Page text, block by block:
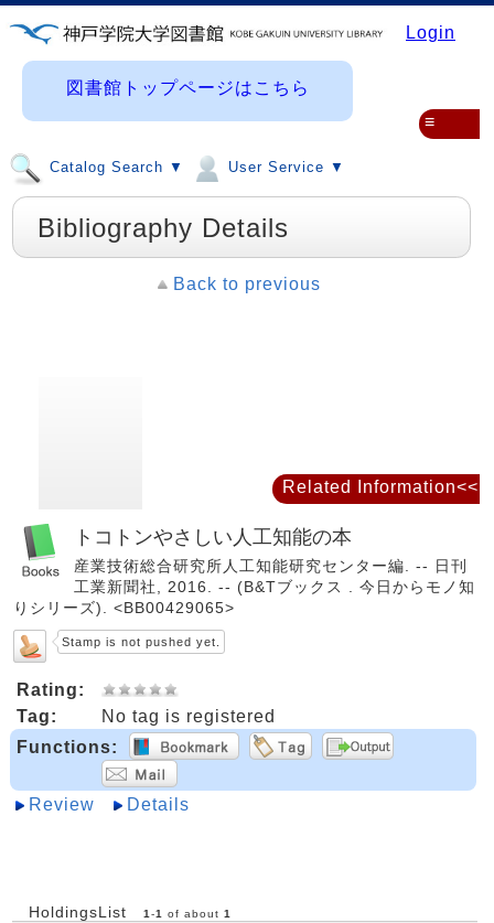
Login
図書館トップページはこちら
Catalog Search ▼ User Service ▼
≡
Bibliography Details
Back to previous
トコトンやさしい人工知能の本
産業技術総合研究所人工知能研究センター編. -- 日刊
工業新聞社, 2016. -- (B&Tブックス . 今日からモノ知
りシリーズ). <BB00429065>
Stamp is not pushed yet.
Rating:
Tag:
No tag is registered
Functions:
Review Details
HoldingsList 1-1 of about 1
Related Information<<